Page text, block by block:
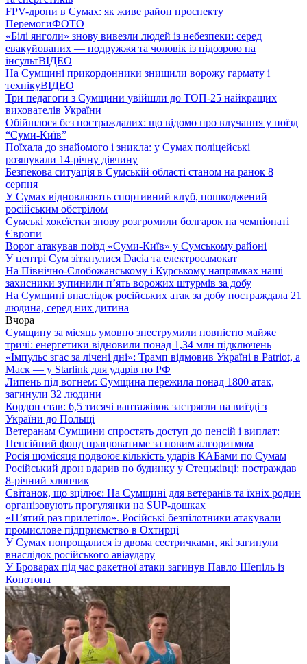
FPV-дрони в Сумах: як живе район проспекту
ПеремогиФОТО
«Білі янголи» знову вивезли людей із небезпеки: серед
евакуйованих — подружжя та чоловік із підозрою на
інсультВІДЕО
На Сумщині прикордонники знищили ворожу гармату і
технікуВІДЕО
Три педагоги з Сумщини увійшли до ТОП-25 найкращих
вихователів України
Обійшлося без постраждалих: що відомо про влучання у поїзд
“Суми-Київ”
Поїхала до знайомого і зникла: у Сумах поліцейські
розшукали 14-річну дівчину
Безпекова ситуація в Сумській області станом на ранок 8
серпня
У Сумах відновлюють спортивний клуб, пошкоджений
російським обстрілом
Сумські хокеїстки знову розгромили болгарок на чемпіонаті
Європи
Ворог атакував поїзд «Суми-Київ» у Сумському районі
У центрі Сум зіткнулися Dacia та електросамокат
На Північно-Слобожанському і Курському напрямках наші
захисники зупинили п’ять ворожих штурмів за добу
На Сумщині внаслідок російських атак за добу постраждала 21
людина, серед них дитина
Вчора
Сумщину за місяць умовно знеструмили повністю майже
тричі: енергетики відновили понад 1,34 млн підключень
«Імпульс згас за лічені дні»: Трамп відмовив Україні в Patriot, а
Маск — у Starlink для ударів по РФ
Липень під вогнем: Сумщина пережила понад 1800 атак,
загинули 32 людини
Кордон став: 6,5 тисячі вантажівок застрягли на виїзді з
України до Польщі
Ветеранам Сумщини спростять доступ до пенсій і виплат:
Пенсійний фонд працюватиме за новим алгоритмом
Росія щомісяця подвоює кількість ударів КАБами по Сумам
Російський дрон вдарив по будинку у Стецьківці: постраждав
8-річний хлопчик
Світанок, що зцілює: На Сумщині для ветеранів та їхніх родин
організовують прогулянки на SUP-дошках
«П’ятий раз прилетіло». Російські безпілотники атакували
промислове підприємство в Охтирці
У Сумах попрощалися із двома сестричками, які загинули
внаслідок російського авіаудару
У Броварах під час ракетної атаки загинув Павло Шепіль із
Конотопа